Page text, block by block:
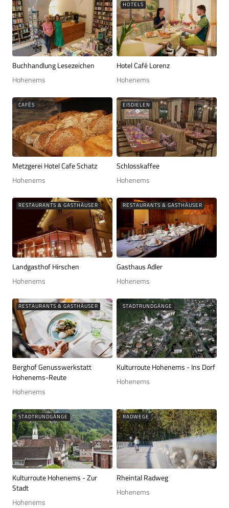
Buchhandlung Lesezeichen
Hohenems
HOTELS
Hotel Café Lorenz
Hohenems
CAFÉS
Metzgerei Hotel Cafe Schatz
Hohenems
EISDIELEN
Schlosskaffee
Hohenems
RESTAURANTS & GASTHÄUSER
Landgasthof Hirschen
Hohenems
RESTAURANTS & GASTHÄUSER
Gasthaus Adler
Hohenems
RESTAURANTS & GASTHÄUSER
Berghof Genusswerkstatt
Hohenems-Reute
Hohenems
STADTRUNDGÄNGE
Kulturroute Hohenems - Ins Dorf
Hohenems
STADTRUNDGÄNGE
Kulturroute Hohenems - Zur
Stadt
Hohenems
RADWEGE
Rheintal Radweg
Hohenems